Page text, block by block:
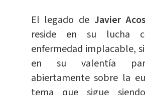
El legado de Javier
reside en su lucha
enfermedad implacable,
en su valentía
abiertamente sobre la